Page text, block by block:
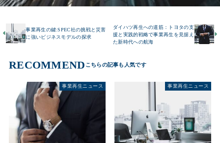
事業再生の鍵:SPEC社の挑戦と災害
に強いビジネスモデルの探求
ダイハツ再生への道筋：トヨタの支
援と実践的戦略で事業再生を見据え
た新時代への航海
RECOMMEND
事業再生ニュース 事業再生ニュース